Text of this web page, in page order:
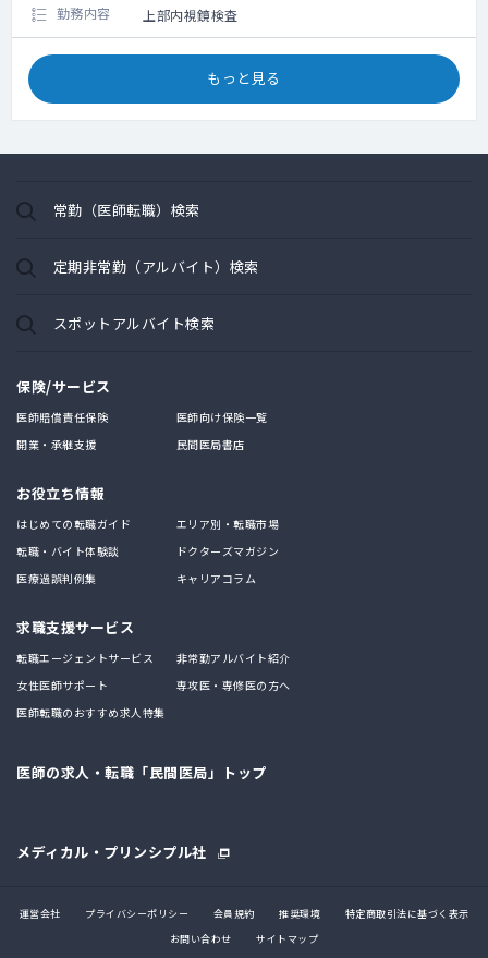
勤務内容 上部内視鏡検査
もっと見る
常勤（医師転職）検索
定期非常勤（アルバイト）検索
スポットアルバイト検索
保険/サービス
医師賠償責任保険
医師向け保険一覧
開業・承継支援
民間医局書店
お役立ち情報
はじめての転職ガイド
エリア別・転職市場
転職・バイト体験談
ドクターズマガジン
医療過誤判例集
キャリアコラム
求職支援サービス
転職エージェントサービス
非常勤アルバイト紹介
女性医師サポート
専攻医・専修医の方へ
医師転職のおすすめ求人特集
医師の求人・転職「民間医局」トップ
メディカル・プリンシプル社
運営会社 プライバシーポリシー 会員規約 推奨環境
特定商取引法に基づく表示
お問い合わせ
サイトマップ